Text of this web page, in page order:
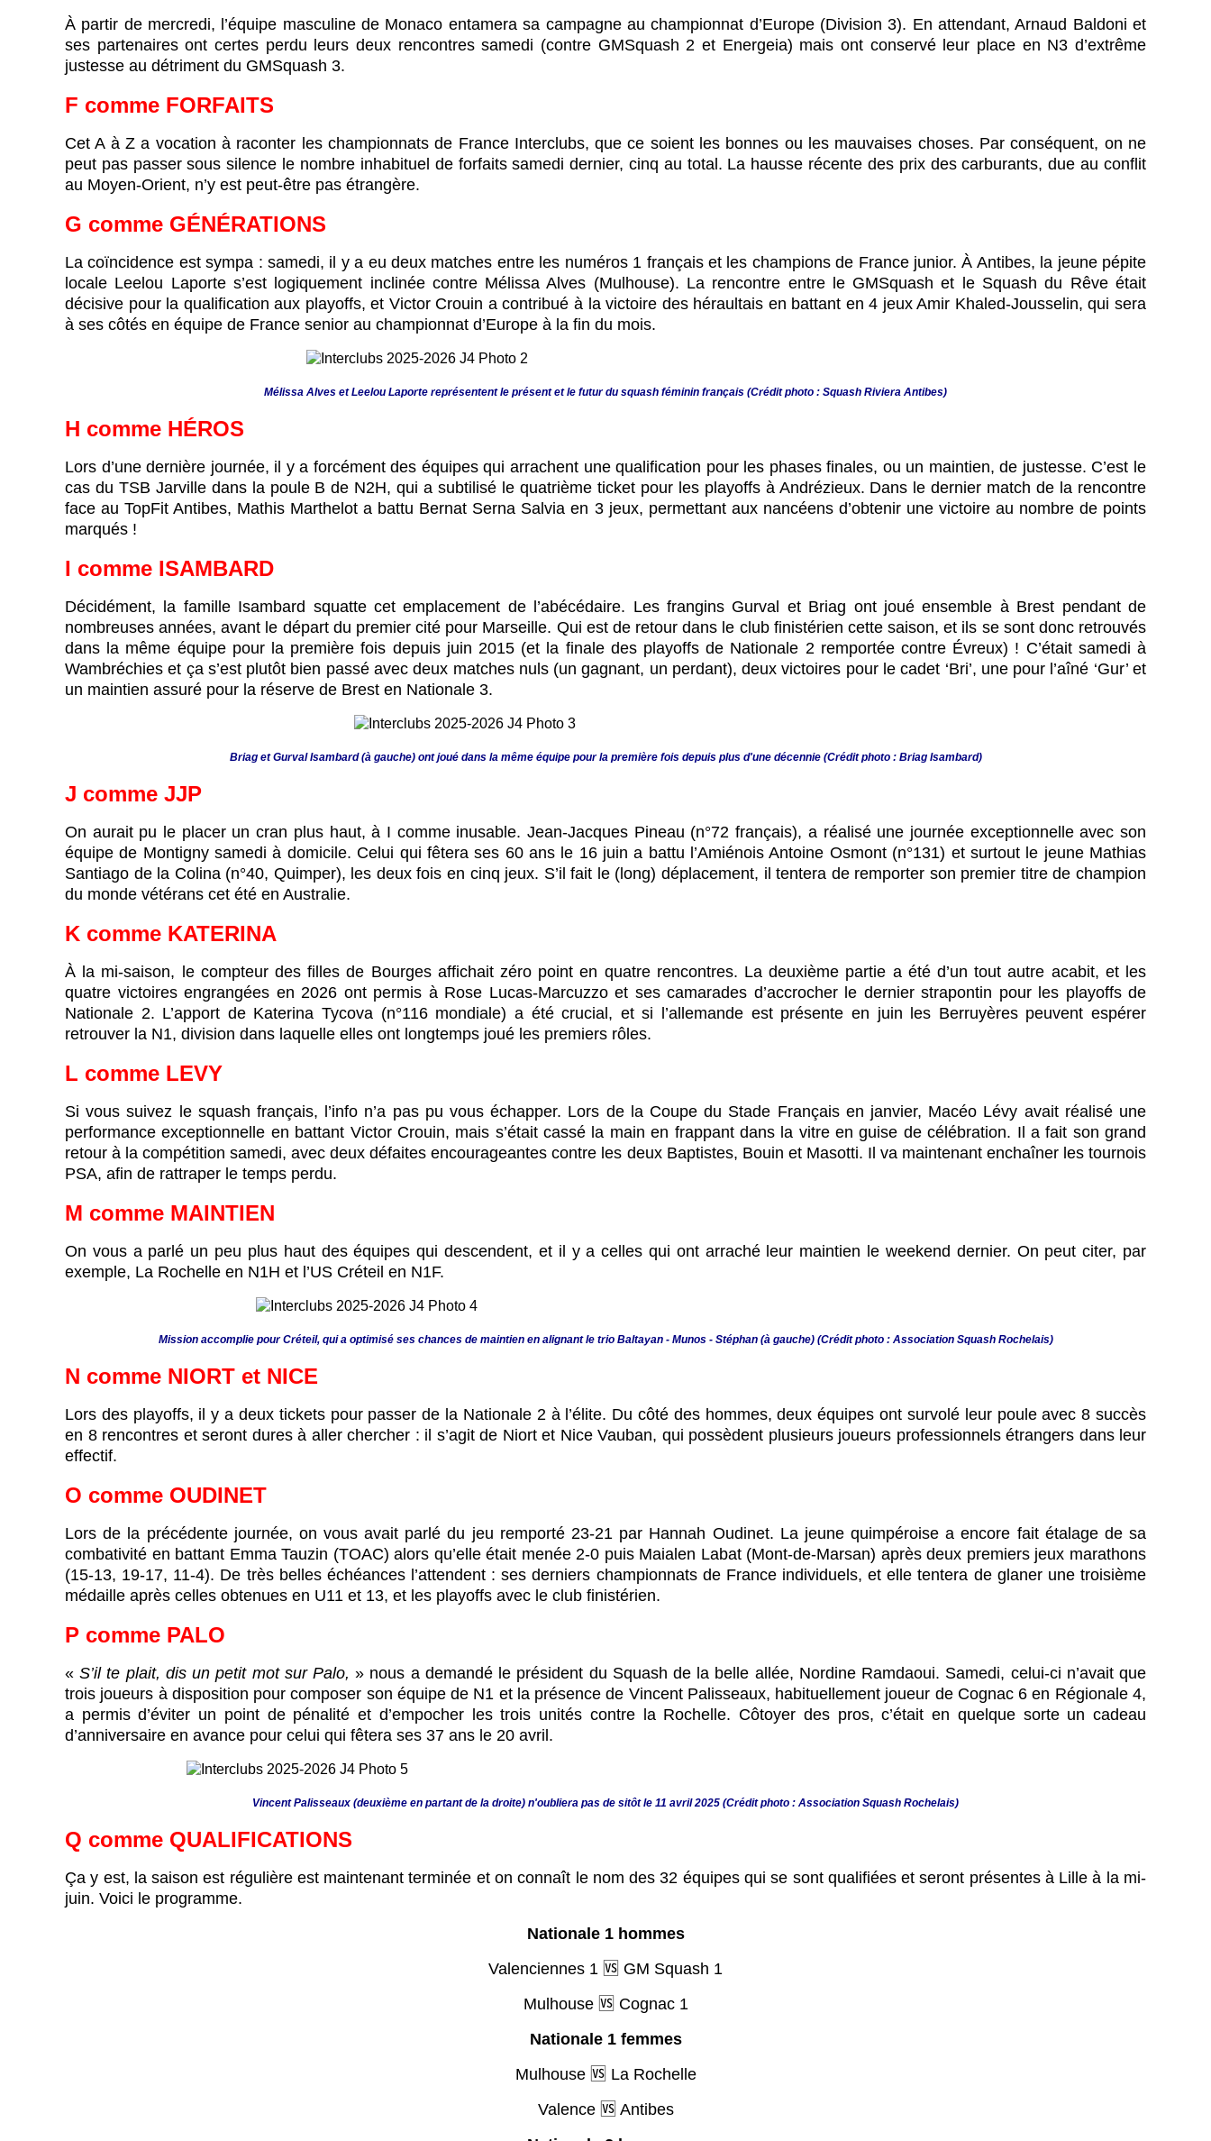
À partir de mercredi, l’équipe masculine de Monaco entamera sa campagne au championnat d’Europe (Division 3). En attendant, Arnaud Baldoni et
ses partenaires ont certes perdu leurs deux rencontres samedi (contre GMSquash 2 et Energeia) mais ont conservé leur place en N3 d’extrême
justesse au détriment du GMSquash 3.
F comme FORFAITS
Cet A à Z a vocation à raconter les championnats de France Interclubs, que ce soient les bonnes ou les mauvaises choses. Par conséquent, on ne
peut pas passer sous silence le nombre inhabituel de forfaits samedi dernier, cinq au total. La hausse récente des prix des carburants, due au conflit
au Moyen-Orient, n’y est peut-être pas étrangère.
G comme GÉNÉRATIONS
La coïncidence est sympa : samedi, il y a eu deux matches entre les numéros 1 français et les champions de France junior. À Antibes, la jeune pépite
locale Leelou Laporte s’est logiquement inclinée contre Mélissa Alves (Mulhouse). La rencontre entre le GMSquash et le Squash du Rêve était
décisive pour la qualification aux playoffs, et Victor Crouin a contribué à la victoire des héraultais en battant en 4 jeux Amir Khaled-Jousselin, qui sera
à ses côtés en équipe de France senior au championnat d’Europe à la fin du mois.
Mélissa Alves et Leelou Laporte représentent le présent et le futur du squash féminin français (Crédit photo : Squash Riviera Antibes)
H comme HÉROS
Lors d’une dernière journée, il y a forcément des équipes qui arrachent une qualification pour les phases finales, ou un maintien, de justesse. C’est le
cas du TSB Jarville dans la poule B de N2H, qui a subtilisé le quatrième ticket pour les playoffs à Andrézieux. Dans le dernier match de la rencontre
face au TopFit Antibes, Mathis Marthelot a battu Bernat Serna Salvia en 3 jeux, permettant aux nancéens d’obtenir une victoire au nombre de points
marqués !
I comme ISAMBARD
Décidément, la famille Isambard squatte cet emplacement de l’abécédaire. Les frangins Gurval et Briag ont joué ensemble à Brest pendant de
nombreuses années, avant le départ du premier cité pour Marseille. Qui est de retour dans le club finistérien cette saison, et ils se sont donc retrouvés
dans la même équipe pour la première fois depuis juin 2015 (et la finale des playoffs de Nationale 2 remportée contre Évreux) ! C’était samedi à
Wambréchies et ça s’est plutôt bien passé avec deux matches nuls (un gagnant, un perdant), deux victoires pour le cadet ‘Bri’, une pour l’aîné ‘Gur’ et
un maintien assuré pour la réserve de Brest en Nationale 3.
Briag et Gurval Isambard (à gauche) ont joué dans la même équipe pour la première fois depuis plus d'une décennie (Crédit photo : Briag Isambard)
J comme JJP
On aurait pu le placer un cran plus haut, à I comme inusable. Jean-Jacques Pineau (n°72 français), a réalisé une journée exceptionnelle avec son
équipe de Montigny samedi à domicile. Celui qui fêtera ses 60 ans le 16 juin a battu l’Amiénois Antoine Osmont (n°131) et surtout le jeune Mathias
Santiago de la Colina (n°40, Quimper), les deux fois en cinq jeux. S’il fait le (long) déplacement, il tentera de remporter son premier titre de champion
du monde vétérans cet été en Australie.
K comme KATERINA
À la mi-saison, le compteur des filles de Bourges affichait zéro point en quatre rencontres. La deuxième partie a été d’un tout autre acabit, et les
quatre victoires engrangées en 2026 ont permis à Rose Lucas-Marcuzzo et ses camarades d’accrocher le dernier strapontin pour les playoffs de
Nationale 2. L’apport de Katerina Tycova (n°116 mondiale) a été crucial, et si l’allemande est présente en juin les Berruyères peuvent espérer
retrouver la N1, division dans laquelle elles ont longtemps joué les premiers rôles.
L comme LEVY
Si vous suivez le squash français, l’info n’a pas pu vous échapper. Lors de la Coupe du Stade Français en janvier, Macéo Lévy avait réalisé une
performance exceptionnelle en battant Victor Crouin, mais s’était cassé la main en frappant dans la vitre en guise de célébration. Il a fait son grand
retour à la compétition samedi, avec deux défaites encourageantes contre les deux Baptistes, Bouin et Masotti. Il va maintenant enchaîner les tournois
PSA, afin de rattraper le temps perdu.
M comme MAINTIEN
On vous a parlé un peu plus haut des équipes qui descendent, et il y a celles qui ont arraché leur maintien le weekend dernier. On peut citer, par
exemple, La Rochelle en N1H et l’US Créteil en N1F.
Mission accomplie pour Créteil, qui a optimisé ses chances de maintien en alignant le trio Baltayan - Munos - Stéphan (à gauche) (Crédit photo : Association Squash Rochelais)
N comme NIORT et NICE
Lors des playoffs, il y a deux tickets pour passer de la Nationale 2 à l’élite. Du côté des hommes, deux équipes ont survolé leur poule avec 8 succès
en 8 rencontres et seront dures à aller chercher : il s’agit de Niort et Nice Vauban, qui possèdent plusieurs joueurs professionnels étrangers dans leur
effectif.
O comme OUDINET
Lors de la précédente journée, on vous avait parlé du jeu remporté 23-21 par Hannah Oudinet. La jeune quimpéroise a encore fait étalage de sa
combativité en battant Emma Tauzin (TOAC) alors qu’elle était menée 2-0 puis Maialen Labat (Mont-de-Marsan) après deux premiers jeux marathons
(15-13, 19-17, 11-4). De très belles échéances l’attendent : ses derniers championnats de France individuels, et elle tentera de glaner une troisième
médaille après celles obtenues en U11 et 13, et les playoffs avec le club finistérien.
P comme PALO
«S’il te plait, dis un petit mot sur Palo, » nous a demandé le président du Squash de la belle allée, Nordine Ramdaoui. Samedi, celui-ci n’avait que
trois joueurs à disposition pour composer son équipe de N1 et la présence de Vincent Palisseaux, habituellement joueur de Cognac 6 en Régionale 4,
a permis d’éviter un point de pénalité et d’empocher les trois unités contre la Rochelle. Côtoyer des pros, c’était en quelque sorte un cadeau
d’anniversaire en avance pour celui qui fêtera ses 37 ans le 20 avril.
Vincent Palisseaux (deuxième en partant de la droite) n'oubliera pas de sitôt le 11 avril 2025 (Crédit photo : Association Squash Rochelais)
Q comme QUALIFICATIONS
Ça y est, la saison est régulière est maintenant terminée et on connaît le nom des 32 équipes qui se sont qualifiées et seront présentes à Lille à la mi-
juin. Voici le programme.
Nationale 1 hommes
Valenciennes 1 🆚 GM Squash 1
Mulhouse 🆚 Cognac 1
Nationale 1 femmes
Mulhouse 🆚 La Rochelle
Valence 🆚 Antibes